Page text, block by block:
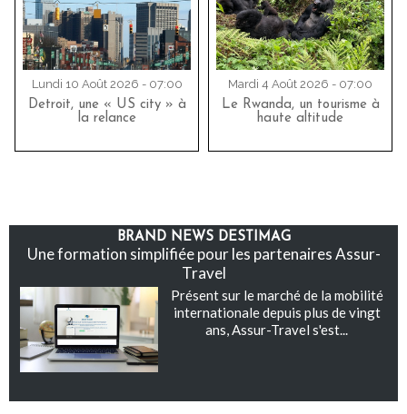
Lundi 10 Août 2026 - 07:00
Detroit, une « US city » à
la relance
Mardi 4 Août 2026 - 07:00
Le Rwanda, un tourisme à
haute altitude
BRAND NEWS DESTIMAG
Une formation simplifiée pour les partenaires Assur-
Travel
Présent sur le marché de la mobilité
internationale depuis plus de vingt
ans, Assur-Travel s'est...